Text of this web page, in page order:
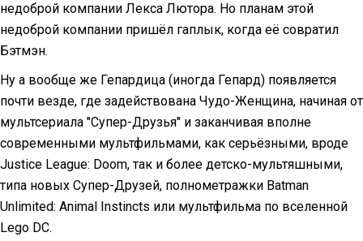
недоброй компании Лекса Лютора. Но планам этой
недоброй компании пришёл гаплык, когда её совратил
Бэтмэн.
Ну а вообще же Гепардица (иногда Гепард) появляется
почти везде, где задействована Чудо-Женщина, начиная от
мультсериала "Супер-Друзья" и заканчивая вполне
современными мультфильмами, как серьёзными, вроде
Justice League: Doom, так и более детско-мультяшными,
типа новых Супер-Друзей, полнометражки Batman
Unlimited: Animal Instincts или мультфильма по вселенной
Lego DC.